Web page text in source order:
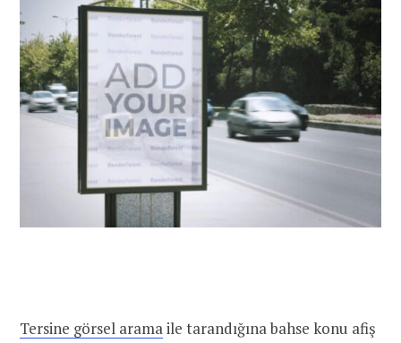
Tersine görsel aramaile tarandığına bahse konu afiş